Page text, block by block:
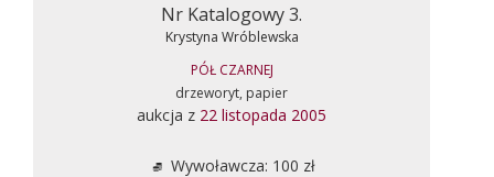
Nr Katalogowy 3.
Krystyna Wróblewska
PÓŁ CZARNEJ
drzeworyt, papier
aukcja z 22 listopada 2005
Wywoławcza: 100 zł